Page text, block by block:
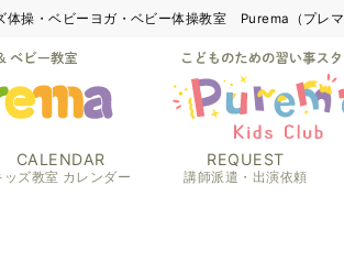
体操・ベビーヨガ・ベビー体操教室 Purema（プレマ
CALENDAR
ッズ教室 カレンダー
REQUEST
講師派遣・出演依頼